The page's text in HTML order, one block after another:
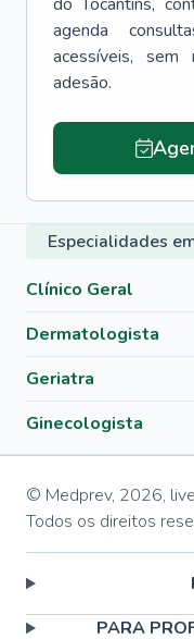
agenda
acessíveis,
adesão.
Especialidades
Clínico Geral
Dermatologista
Geriatra
Ginecologista
© Medprev, 2026, live
Todos os direitos
PARA